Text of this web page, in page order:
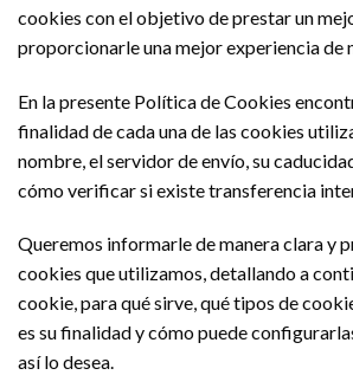
cookies con el objetivo de prestar un
proporcionarle una mejor experiencia de
En la presente Política de Cookies
finalidad de cada una de las cookies
nombre, el servidor de envío, su
cómo verificar si existe transferencia
Queremos informarle de manera clara y
cookies que utilizamos, detallando a
cookie, para qué sirve, qué tipos de
es su finalidad y cómo puede
así lo desea.